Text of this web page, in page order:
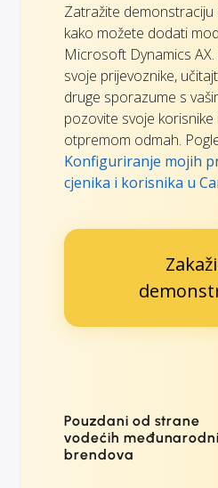
Zatražite demonstraciju
kako možete dodati
Microsoft Dynamics
svoje prijevoznike,
druge sporazume s
pozovite svoje korisnike
otpremom odmah.
Konfiguriranje mojih
cjenika i korisnika u
Pouzdani od strane
vodećih
brendova